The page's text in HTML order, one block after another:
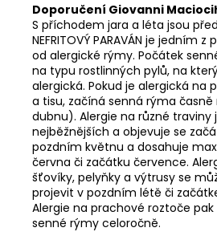
Doporučení Giovanni
S příchodem jara a léta jsou
NEFRITOVÝ PARAVÁN je jedním
od alergické rýmy. Počátek
na typu rostlinných pylů, na
alergická. Pokud je alergická na
a tisu, začíná senná rýma
dubnu). Alergie na různé traviny
nejběžnějších a objevuje se
pozdním květnu a dosahuje
června či začátku července.
šťovíky, pelyňky a výtrusy se
projevit v pozdním létě či
Alergie na prachové roztoče
senné rýmy celoročně.